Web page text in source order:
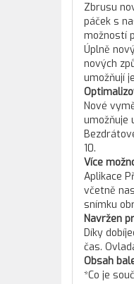
Zbrusu
páček s
možností
Úplně
nových
umožňují
Nové
umožňuje
10.
Více
Aplikace
včetně
snímku
Navržen
Díky
čas.
Obsah
*Co je